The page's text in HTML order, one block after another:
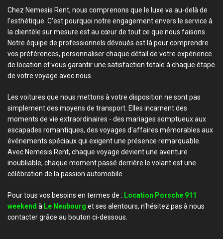
Chez Nemesis Rent, nous comprenons que le luxe va au-delà de
l'esthétique. C'est pourquoi notre engagement envers le service à
la clientèle sur mesure est au cœur de tout ce que nous faisons.
Notre équipe de professionnels dévoués est là pour comprendre
vos préférences, personnaliser chaque détail de votre expérience
de location et vous garantir une satisfaction totale à chaque étape
de votre voyage avec nous.
Les voitures que nous mettons à votre disposition ne sont pas
simplement des moyens de transport. Elles incarnent des
moments de vie extraordinaires - des mariages somptueux aux
escapades romantiques, des voyages d'affaires mémorables aux
événements spéciaux qui exigent une présence remarquable.
Avec Nemesis Rent, chaque voyage devient une aventure
inoubliable, chaque moment passé derrière le volant est une
célébration de la passion automobile.
Pour tous vos besoins en termes de : Location Porsche 911
weekend à Le Neubourg et ses alentours, n'hésitez pas à nous
contacter grâce au bouton ci-dessous.